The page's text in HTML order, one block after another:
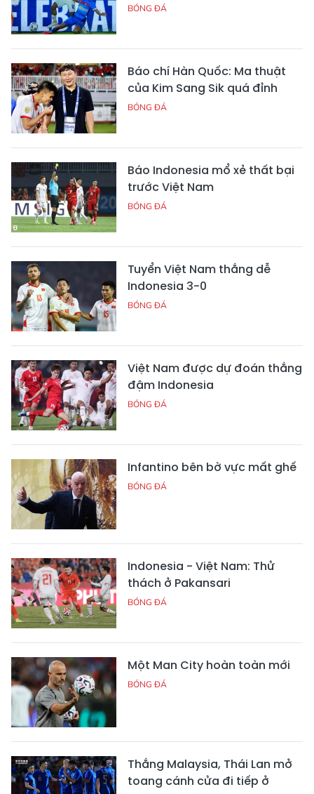
BÓNG ĐÁ
Báo chí Hàn Quốc: Ma thuật
của Kim Sang Sik quá đỉnh
BÓNG ĐÁ
Báo Indonesia mổ xẻ thất bại
trước Việt Nam
BÓNG ĐÁ
Tuyển Việt Nam thắng dễ
Indonesia 3-0
BÓNG ĐÁ
Việt Nam được dự đoán thắng
đậm Indonesia
BÓNG ĐÁ
Infantino bên bờ vực mất ghế
BÓNG ĐÁ
Indonesia - Việt Nam: Thử
thách ở Pakansari
BÓNG ĐÁ
Một Man City hoàn toàn mới
BÓNG ĐÁ
Thắng Malaysia, Thái Lan mở
toang cánh cửa đi tiếp ở